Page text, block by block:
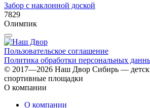
Забор с наклонной доской
7829
Олимпик
Пользовательское соглашение
Политика обработки персональных
© 2017—2026 Наш Двор Сибирь —
спортивные площадки
О компании
О компании